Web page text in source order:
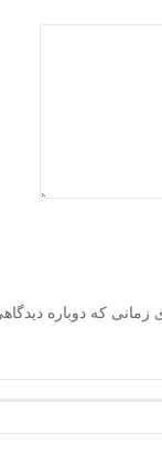
زمانی که دوباره